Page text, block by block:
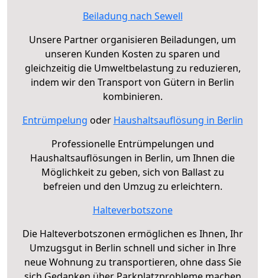
Beiladung nach Sewell
Unsere Partner organisieren Beiladungen, um
unseren Kunden Kosten zu sparen und
gleichzeitig die Umweltbelastung zu reduzieren,
indem wir den Transport von Gütern in Berlin
kombinieren.
Entrümpelung oder Haushaltsauflösung in Berlin
Professionelle Entrümpelungen und
Haushaltsauflösungen in Berlin, um Ihnen die
Möglichkeit zu geben, sich von Ballast zu
befreien und den Umzug zu erleichtern.
Halteverbotszone
Die Halteverbotszonen ermöglichen es Ihnen, Ihr
Umzugsgut in Berlin schnell und sicher in Ihre
neue Wohnung zu transportieren, ohne dass Sie